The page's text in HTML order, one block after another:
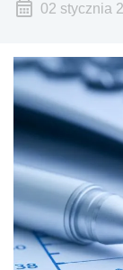
02 stycznia